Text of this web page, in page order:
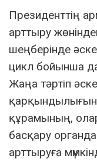
Президенттің
арттыру
шеңберінде
цикл бойынша
Жаңа тәртіп
қарқындылығын
құрамының,
басқару
арттыруға